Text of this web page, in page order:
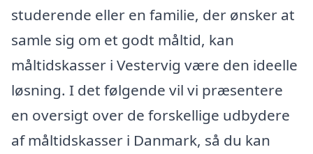
studerende eller en familie, der ønsker at
samle sig om et godt måltid, kan
måltidskasser i Vestervig være den ideelle
løsning. I det følgende vil vi præsentere
en oversigt over de forskellige udbydere
af måltidskasser i Danmark, så du kan